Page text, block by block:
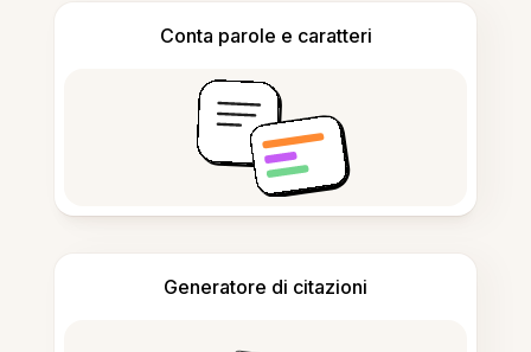
Conta parole e caratteri
Generatore di citazioni